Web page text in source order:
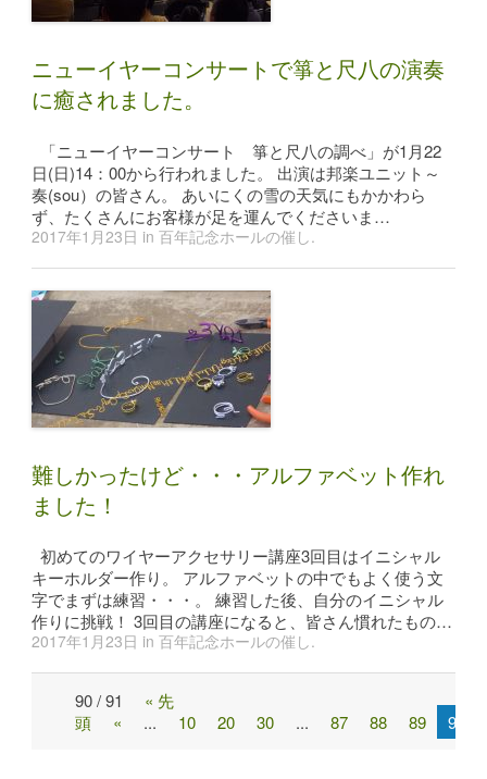
ニューイヤーコンサートで箏と尺八の演奏
に癒されました。
「ニューイヤーコンサート 箏と尺八の調べ」が1月22
日(日)14：00から行われました。 出演は邦楽ユニット～
奏(sou）の皆さん。 あいにくの雪の天気にもかかわら
ず、たくさんにお客様が足を運んでくださいま…
2017年1月23日 in百年記念ホールの催し.
難しかったけど・・・アルファベット作れ
ました！
初めてのワイヤーアクセサリー講座3回目はイニシャル
キーホルダー作り。 アルファベットの中でもよく使う文
字でまずは練習・・・。 練習した後、自分のイニシャル
作りに挑戦！ 3回目の講座になると、皆さん慣れたもの…
2017年1月23日 in百年記念ホールの催し.
Post
navigation
90 / 91
« 先
頭
« ... 10 20 30 ... 87 88 89 90